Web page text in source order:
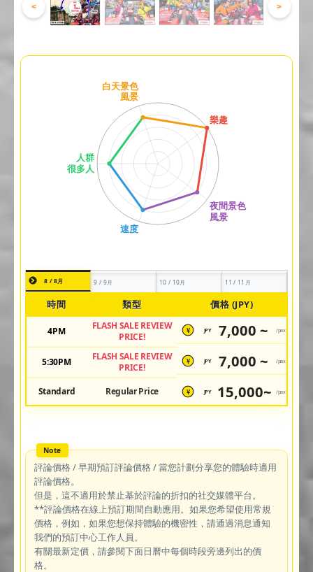
< >
8 / 8月 9 / 9月 10 / 10月 11 / 11月
時間 類型 價格 (JPY)
4PM
FLASH SALE REVIEW
PRICE!
¥ JPY 7,000 ~ /pax
5:30PM
FLASH SALE REVIEW
PRICE!
¥ JPY 7,000 ~ /pax
Standard Regular Price ¥ JPY 15,000~ /pax
評論價格 / 早期預訂評論價格 / 當您計劃分享您的體驗時適用
評論價格。
但是，這不適用於禁止基於評論的折扣的社交媒體平台。
**評論價格在線上預訂期間自動應用。如果您希望使用常規
價格，例如，如果您想保持體驗的機密性，請通過消息通知
我們的預訂中心工作人員。
有關最新定價，請參閱下面日曆中每個時段旁邊列出的價
格。